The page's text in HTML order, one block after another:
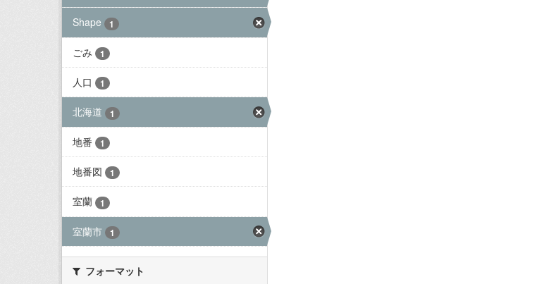
Shape 1
ごみ 1
人口 1
北海道 1
地番 1
地番図 1
室蘭 1
室蘭市 1
フォーマット